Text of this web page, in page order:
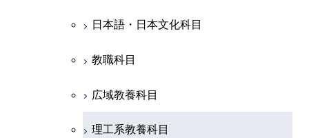
日本語・日本文化科目
教職科目
広域教養科目
理工系教養科目